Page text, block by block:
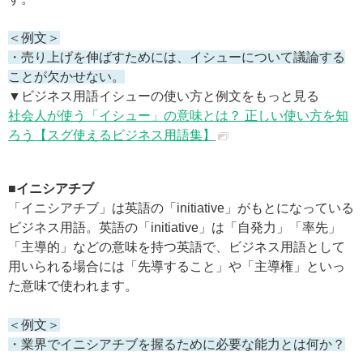
＜例文＞
・売り上げを伸ばすためには、イシューについて議論する
ことが欠かせない。
▼ビジネス用語イシューの使い方と例文をもっと見る
社会人が使う「イシュー」の意味とは？ 正しい使い方を知
ろう【スグ使えるビジネス用語集】
■イニシアチブ
「イニシアチブ」は英語の「initiative」がもとになっている
ビジネス用語。英語の「initiative」は「自発力」「率先」
「主導的」などの意味を持つ英語で、ビジネス用語として
用いられる場合には「先導すること」や「主導権」といっ
た意味で使われます。
＜例文＞
・業界でイニシアチブを握るために必要な能力とは何か？